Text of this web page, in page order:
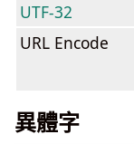
UTF-32
URL Encode
異體字